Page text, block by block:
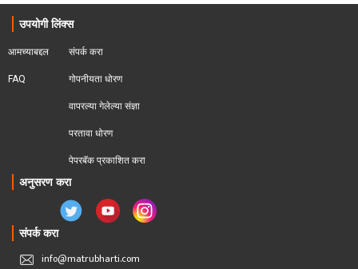
उपयोगी लिंक्स
आमच्याबद्दल
FAQ
संपर्क करा
गोपनीयता धोरण
वापरल्या गेलेल्या संज्ञा
परतावा धोरण
पेपरबॅक प्रकाशित करा
अनुसरण करा
संपर्क करा
info@matrubharti.com